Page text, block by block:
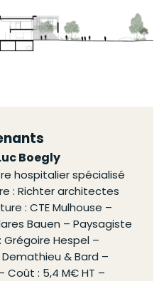
Boegly
hospitalier spécialisé
: Richter architectes
: CTE Mulhouse –
Bauen – Paysagiste
Grégoire Hespel –
Demathieu & Bard –
Coût : 5,4 M€ HT –